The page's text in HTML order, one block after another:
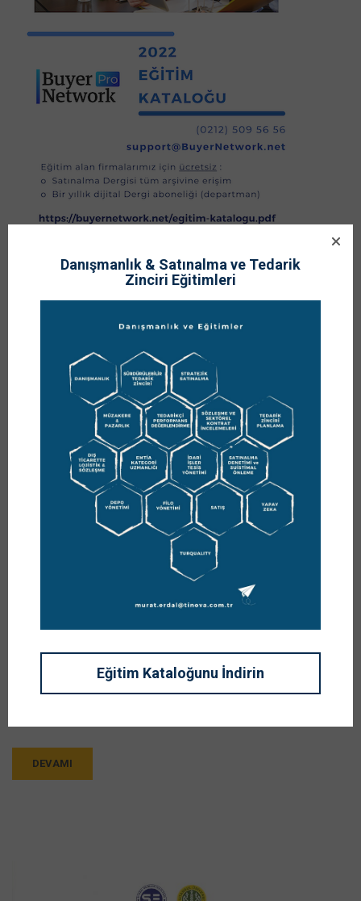
17
Buyer Network Eğitim
Kataloğu 2022 Yayınlandı
PROF. DR. MURAT ERDAL
Kategoriler
DERSLER ,DUYURULAR EĞİTİMLER
Yorumlar
0 YORUM
BUYER NETWORK EĞİTİM KATALOĞU-2022
Değerli yöneticiler,
Her yıl yenilediğimiz Buyer Network Eğitim Kataloğumuz
Eğitim Kataloğu: https://buyernetwork.net/egitim-katalogu.pdf
Kurumunuzun eğitim ihtiyaçlarında yanındayız.
Güzel bir yıl olmasını diliyoruz. Saygılarımızla,
Avantajlar:
DEVAMI
Danışmanlık & Satınalma ve Tedarik
Zinciri Eğitimleri
Eğitim Kataloğunu İndirin